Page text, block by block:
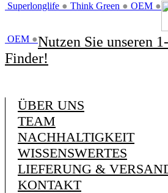
Superlonglife ● Think Green ● OEM ●
OEM ●Nutzen Sie unseren
Finder!
ÜBER UNS
TEAM
NACHHALTIGKEIT
WISSENSWERTES
LIEFERUNG &
KONTAKT